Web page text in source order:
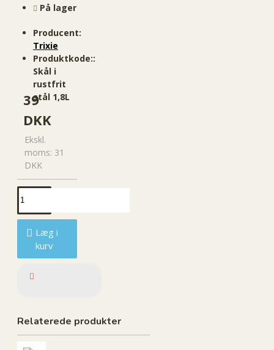
39
DKK
Ekskl.
moms: 31
DKK
På lager
Producent:
Trixie
Produktkode::
Skål i
rustfrit
stål 1,8L
Læg i
kurv
Relaterede produkter